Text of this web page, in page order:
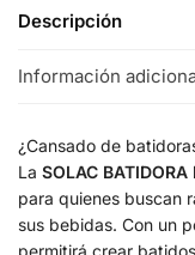
Descripción
Información
¿Cansado de
La SOLAC BATIDORA
para quienes buscan
sus bebidas. Con un
permitirá crear